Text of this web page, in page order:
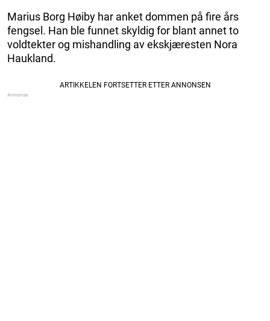
Marius Borg Høiby har anket dommen på fire års
fengsel. Han ble funnet skyldig for blant annet to
voldtekter og mishandling av ekskjæresten Nora
Haukland.